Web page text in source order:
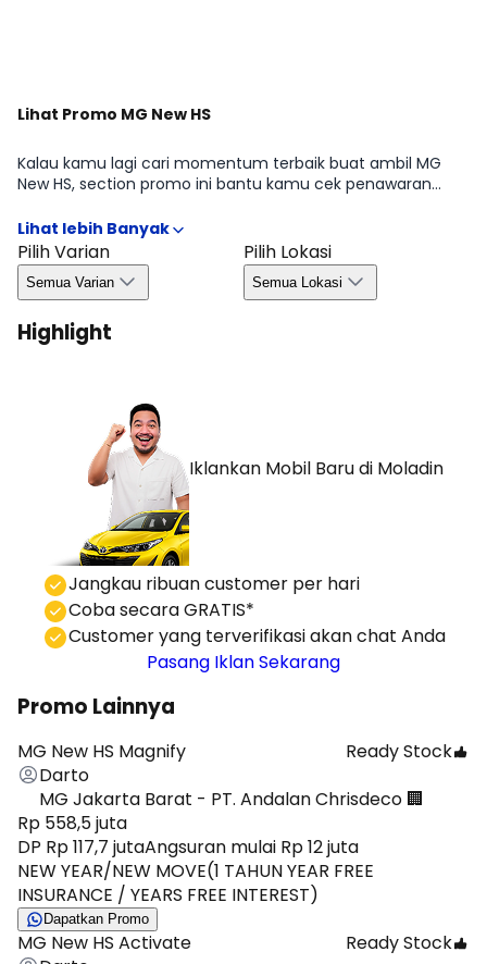
Lihat Promo MG New HS
Kalau kamu lagi cari momentum terbaik buat ambil MG
New HS, section promo ini bantu kamu cek penawaran
untuk pembelian, kemudahan kredit, hingga bonus yang
biasanya bergantung pada wilayah dan ketersediaan.
Dengan begitu, kamu bisa ambil keputusan lebih efisien
tanpa melewatkan peluang promo yang relevan di Agustus
Pilih Varian
Semua Varian
Pilih Lokasi
Semua Lokasi
Highlight
Iklankan Mobil Barudi Moladin
⁠Jangkau ribuan customer per hari
Coba secara GRATIS*
⁠⁠Customer yang terverifikasi akan chat Anda
Pasang Iklan Sekarang
Promo Lainnya
MG New HS Magnify
Ready Stock
Darto
MG Jakarta Barat - PT. Andalan Chrisdeco 🏢
Rp 558,5 juta
DP Rp 117,7 jutaAngsuran mulai Rp 12 juta
NEW YEAR/NEW MOVE(1 TAHUN YEAR FREE
INSURANCE / YEARS FREE INTEREST)
Dapatkan Promo
MG New HS Activate
Ready Stock